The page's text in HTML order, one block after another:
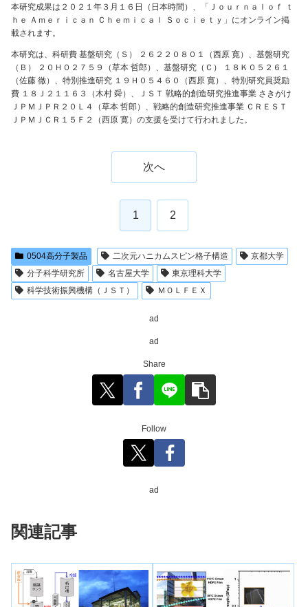
本研究成果は２０２１年３月１６日（日本時間）、「Ｊｏｕｒｎａｌｏｆ ｔ
ｈｅ Ａｍｅｒｉｃａｎ Ｃｈｅｍｉｃａｌ Ｓｏｃｉｅｔｙ」にオンライン掲
載されます。
本研究は、科研費 基盤研究（Ｓ） ２６２２０８０１（西原 寛）、基盤研究
（Ｂ） ２０Ｈ０２７５９（草本 哲郎）、基盤研究（Ｃ） １８Ｋ０５２６１
（佐藤 徹）、特別推進研究 １９Ｈ０５４６０（西原 寛）、特別研究員奨励
費 １８Ｊ２１１６３（木村 舜）、ＪＳＴ 戦略的創造研究推進事業 さきがけ
ＪＰＭＪＰＲ２０Ｌ４（草本 哲郎）、戦略的創造研究推進事業 ＣＲＥＳＴ
ＪＰＭＪＣＲ１５Ｆ２（西原 寛）の支援を受けて行われました。
次へ
1 2
0504高分子製品 二次元ハニカムスピン格子構造
京都大学
分子科学研究所
名古屋大学
東京理科大学
科学技術振興機構（ＪＳＴ）
ＭＯＬＦＥＸ
ad
ad
Share
Follow
ad
関連記事